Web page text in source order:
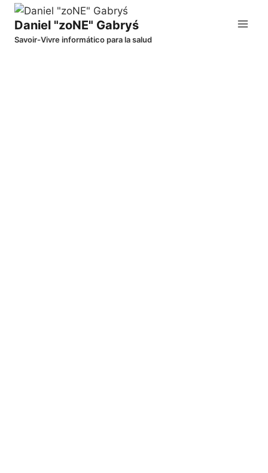
Saltar
contenido
Daniel "zoNE" Gabryś
Savoir-Vivre informático para la salud